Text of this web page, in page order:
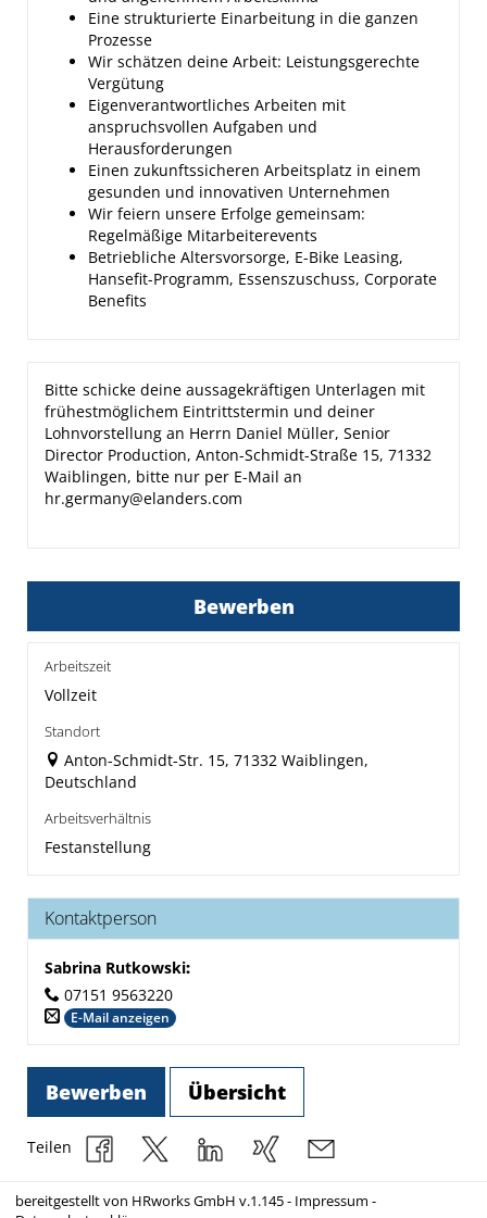
Eine strukturierte Einarbeitung in die ganzen
Prozesse
Wir schätzen deine Arbeit: Leistungsgerechte
Vergütung
Eigenverantwortliches Arbeiten mit
anspruchsvollen Aufgaben und
Herausforderungen
Einen zukunftssicheren Arbeitsplatz in einem
gesunden und innovativen Unternehmen
Wir feiern unsere Erfolge gemeinsam:
Regelmäßige Mitarbeiterevents
Betriebliche Altersvorsorge, E-Bike Leasing,
Hansefit-Programm, Essenszuschuss, Corporate
Benefits
Bitte schicke deine aussagekräftigen Unterlagen mit
frühestmöglichem Eintrittstermin und deiner
Lohnvorstellung an Herrn Daniel Müller, Senior
Director Production, Anton-Schmidt-Straße 15, 71332
Waiblingen, bitte nur per E-Mail an
hr.germany@elanders.com
Bewerben
Arbeitszeit
Vollzeit
Standort
Anton-Schmidt-Str. 15, 71332 Waiblingen,
Deutschland
Arbeitsverhältnis
Festanstellung
Kontaktperson
Sabrina Rutkowski:
07151 9563220
E-Mail anzeigen
Bewerben Übersicht
Teilen
bereitgestellt von HRworks GmbH v.1.145 - Impressum -